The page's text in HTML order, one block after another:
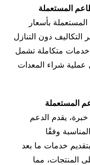
المستعملة
بأسعار
التكاليف دون التنازل
خدمات متكاملة تشمل
عملية شراء المعدات
المستعملة
يقدم الدعم
وفقًا
خدمات ما بعد
المنتجات، مما